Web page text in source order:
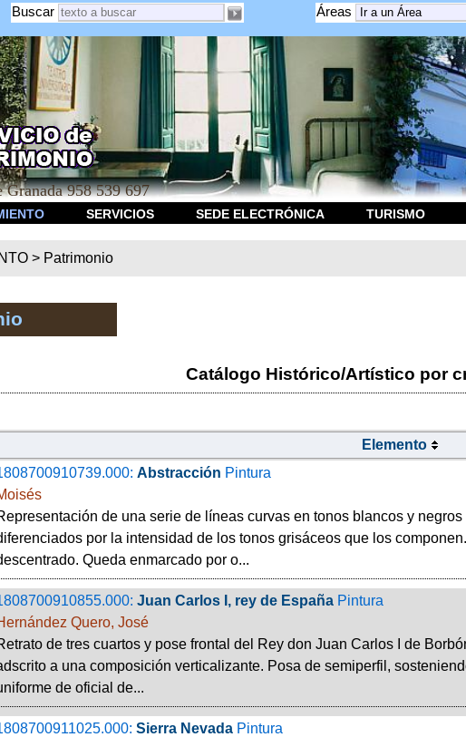
Áreas
Buscar
958 539 697
SERVICIOS SEDE ELECTRÓNICA TURISMO
> Patrimonio
Catálogo Histórico/Artístico por
Elemento
Abstracción Pintura
de una serie de líneas curvas en tonos blancos y
por la intensidad de los tonos grisáceos que los
Queda enmarcado por o...
Juan Carlos I, rey de España Pintura
Quero, José
de tres cuartos y pose frontal del Rey don Juan Carlos I de
a una composición verticalizante. Posa de semiperfil,
de oficial de...
Sierra Nevada Pintura